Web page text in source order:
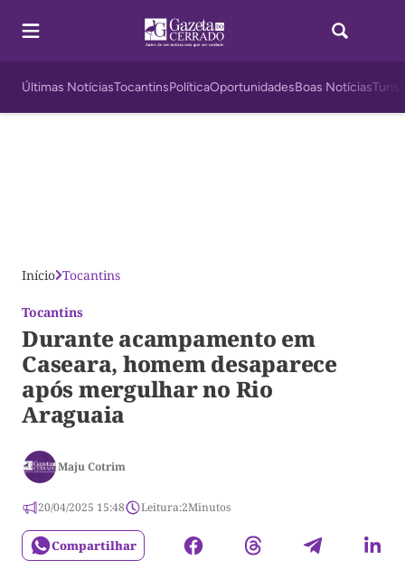
Últimas NotíciasTocantinsPolíticaOportunidadesBoas Notícias
Início Tocantins
Tocantins
Durante acampamento em
Caseara, homem desaparece
após mergulhar no Rio
Araguaia
Maju Cotrim
20/04/2025 15:48 Leitura:2Minutos
Compartilhar